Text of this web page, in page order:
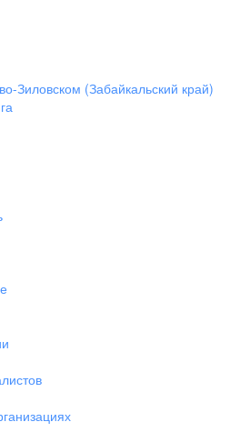
Зиловском (Забайкальский край)